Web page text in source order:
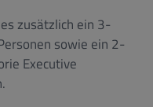
zusätzlich ein 3-
sowie ein 2-
Executive